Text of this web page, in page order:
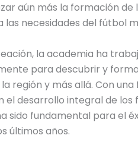
aún más la formación de
las necesidades del fútbol
la academia ha
para descubrir y
región y más allá. Con una
el desarrollo integral de los
sido fundamental para el
últimos años.